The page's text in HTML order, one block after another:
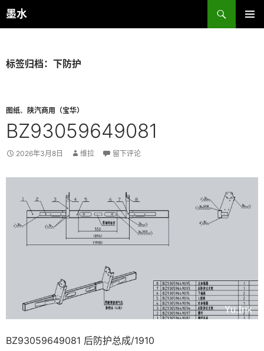
跳
至
墨水
搜
索
标签归档：下防护
图纸、 陕汽商用（宝华）
BZ93059649081
2026年3月8日 维拉 留下评论
BZ93059649081 后防护总成/1910